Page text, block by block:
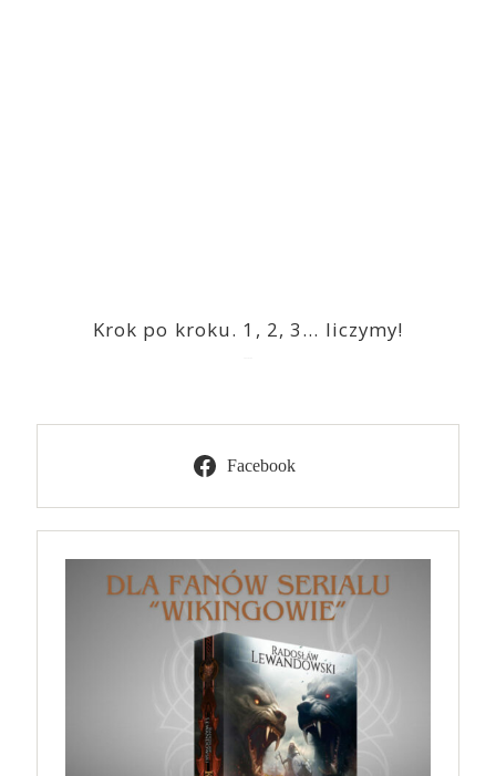
Krok po kroku. 1, 2, 3… liczymy!
Facebook